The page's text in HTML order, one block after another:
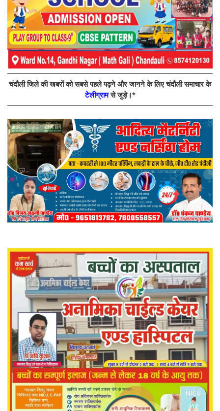
चंदौली जिले की खबरों को सबसे पहले पढ़ने और जानने के लिए चंदौली समाचार के
टेलीग्रामसे जुड़े।*